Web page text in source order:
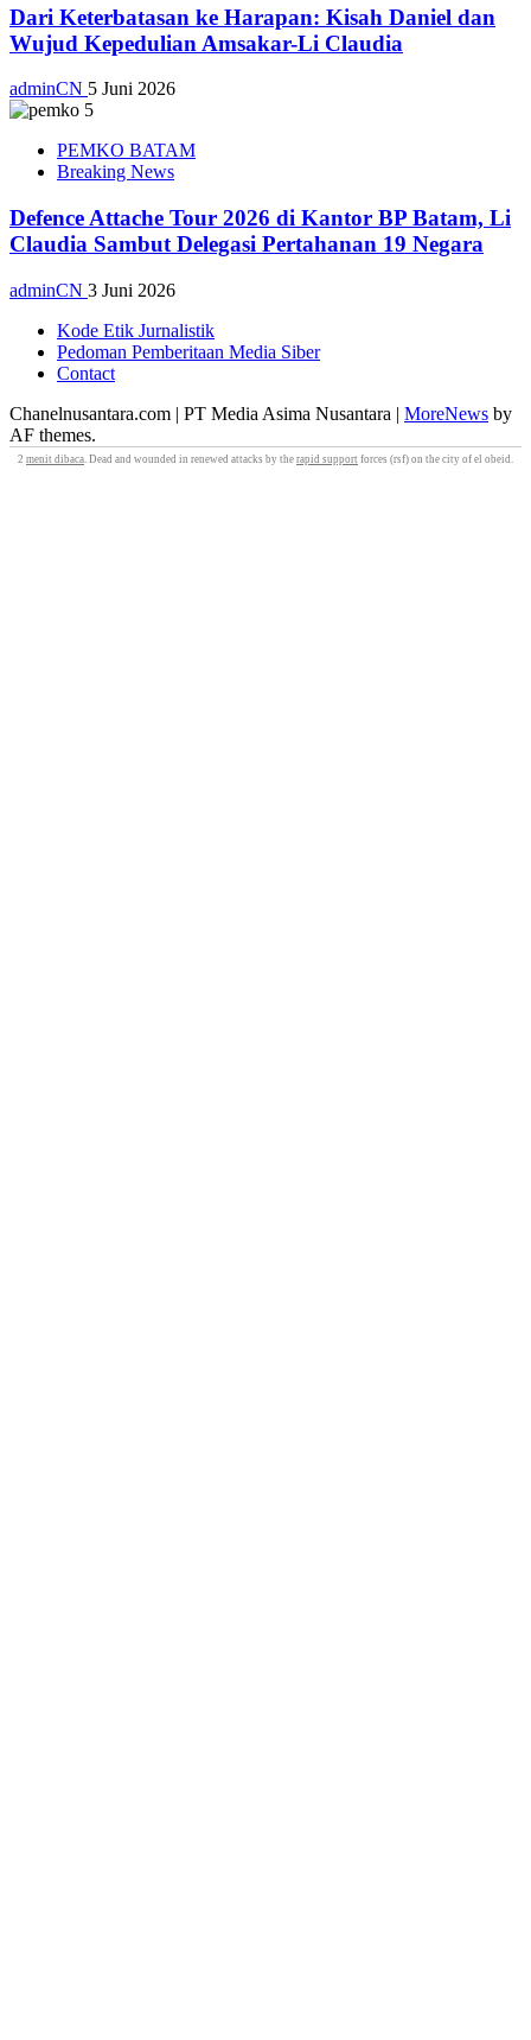
Dari Keterbatasan ke Harapan: Kisah Daniel dan
Wujud Kepedulian Amsakar-Li Claudia
adminCN 5 Juni 2026
PEMKO BATAM
Breaking News
Defence Attache Tour 2026 di Kantor BP Batam, Li
Claudia Sambut Delegasi Pertahanan 19 Negara
adminCN 3 Juni 2026
Kode Etik Jurnalistik
Pedoman Pemberitaan Media Siber
Contact
Chanelnusantara.com | PT Media Asima Nusantara | MoreNews by
AF themes.
2 menit dibaca . Dead and wounded in renewed attacks by the rapid support forces (rsf) on the city of el obeid.